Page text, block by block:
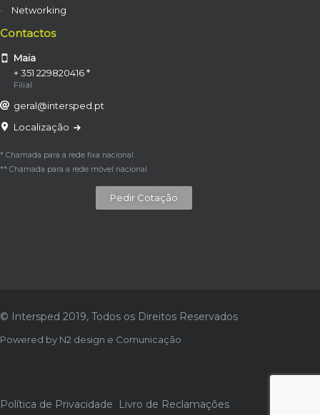
Networking
Contactos
Maia
+ 351 229820416 *
Filial
geral@intersped.pt
Localização
* Chamada para a rede fixa nacional
** Chamada para a rede móvel nacional
Pedir Cotação
© Intersped 2019, Todos os Direitos Reservados
Powered by N2 design e Comunicação
Política de Privacidade Livro de Reclamações